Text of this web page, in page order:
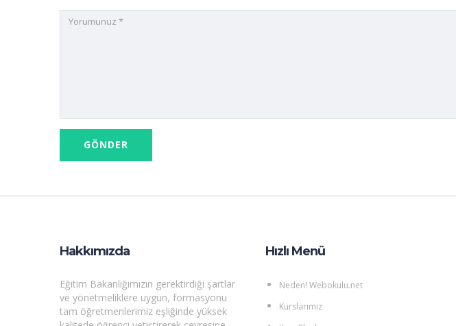
Hakkımızda
Eğitim Bakanlığımızın gerektirdiği şartlar
ve yönetmeliklere uygun, formasyonu
tam öğretmenlerimiz eşliğinde yüksek
Hızlı Menü
Neden! Webokulu.net
Kurslarımız